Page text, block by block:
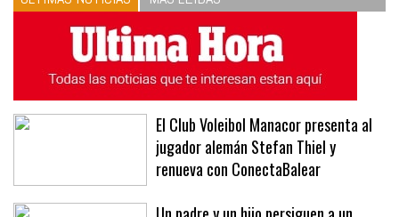
ÚLTIMAS NOTICIAS MÁS LEÍDAS
El Club Voleibol Manacor presenta al
jugador alemán Stefan Thiel y
renueva con ConectaBalear